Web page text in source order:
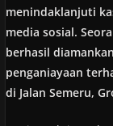
menindaklanjuti
media sosial.
berhasil
penganiayaan
di Jalan Semeru,